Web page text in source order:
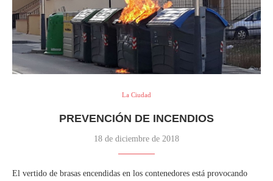
La Ciudad
PREVENCIÓN DE INCENDIOS
18 de diciembre de 2018
El vertido de brasas encendidas en los contenedores está provocando